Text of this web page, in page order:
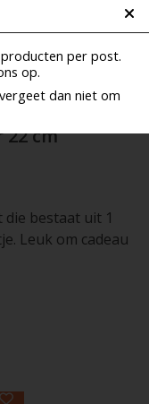
per post.
op.
dan niet om
cm
die bestaat uit 1
Leuk om cadeau